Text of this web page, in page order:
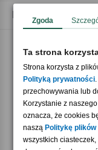
Zgoda
Ta strona
Strona korzysta z
Polityką prywatności
przechowywania lub
Korzystanie z
oznacza, że cookies
naszą Politykę
wszystkich